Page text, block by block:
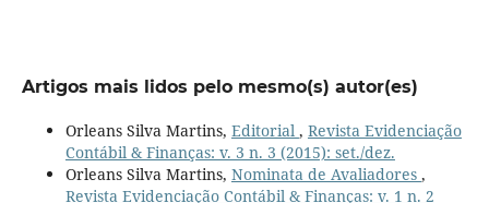
Artigos mais lidos pelo mesmo(s) autor(es)
Orleans Silva Martins, Editorial , Revista Evidenciação
Contábil & Finanças: v. 3 n. 3 (2015): set./dez.
Orleans Silva Martins, Nominata de Avaliadores ,
Revista Evidenciação Contábil & Finanças: v. 1 n. 2